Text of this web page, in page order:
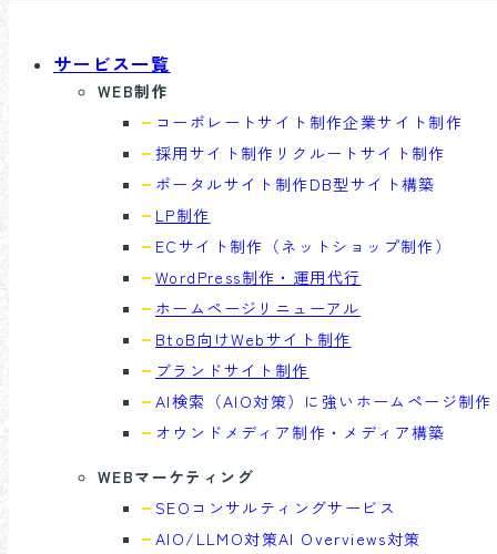
サービス一覧
WEB制作
コーポレートサイト制作企業サイト制作
採用サイト制作 リクルートサイト制作
ポータルサイト制作DB型サイト構築
LP制作
ECサイト制作 （ネットショップ制作）
WordPress制作・運用代行
ホームページリニューアル
BtoB向けWebサイト制作
ブランドサイト制作
AI検索（AIO対策）に強い ホームページ制作
オウンドメディア制作・ メディア構築
WEBマーケティング
SEOコンサル ティングサービス
AIO/LLMO対策AI Overviews対策